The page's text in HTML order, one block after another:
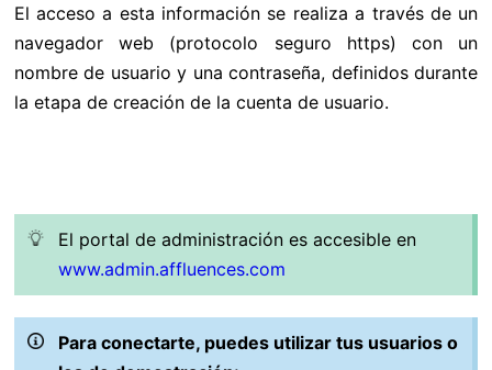
El acceso a esta información se realiza a través de un
navegador web (protocolo seguro https) con un
nombre de usuario y una contraseña, definidos durante
la etapa de creación de la cuenta de usuario.
El portal de administración es accesible en
www.admin.affluences.com
Para conectarte, puedes utilizar tus usuarios o